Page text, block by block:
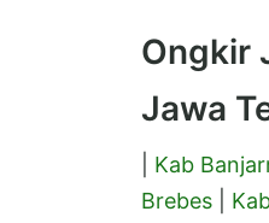
Ongkir
Jawa
Kab
Brebes